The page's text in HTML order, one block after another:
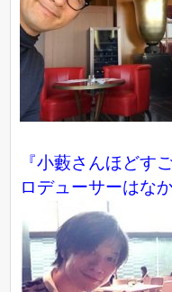
『小藪さんほどす
ロデューサーはな